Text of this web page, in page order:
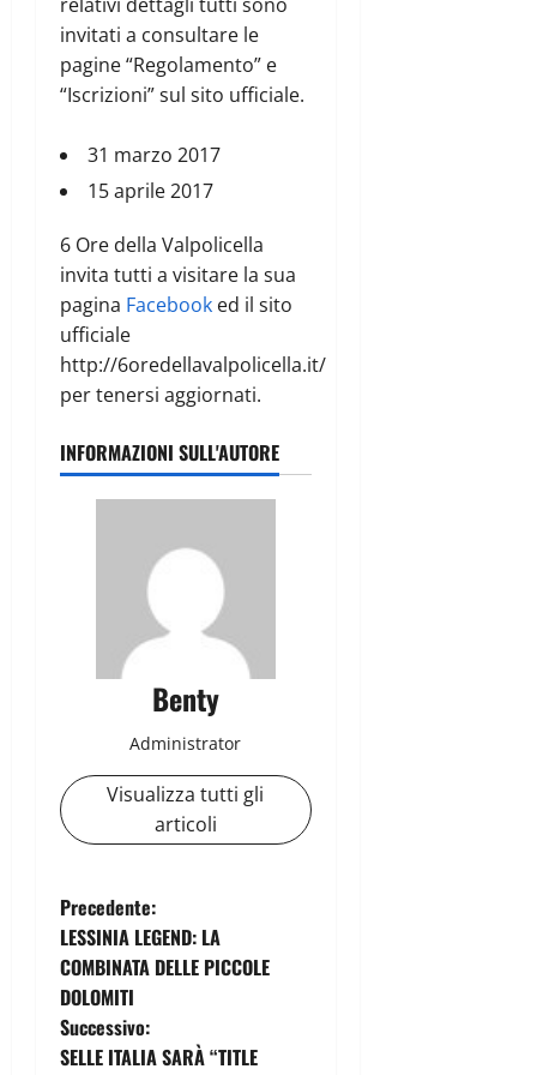
invitati a consultare le
pagine “Regolamento” e
“Iscrizioni” sul sito ufficiale.
31 marzo 2017
15 aprile 2017
6 Ore della Valpolicella
invita tutti a visitare la sua
pagina Facebook ed il sito
ufficiale
http://6oredellavalpolicella.it/
per tenersi aggiornati.
INFORMAZIONI SULL'AUTORE
Benty
Administrator
Visualizza tutti gli
articoli
N
a
v
Precedente:
LESSINIA LEGEND: LA
COMBINATA DELLE PICCOLE
DOLOMITI
Successivo:
SELLE ITALIA SARÀ “TITLE